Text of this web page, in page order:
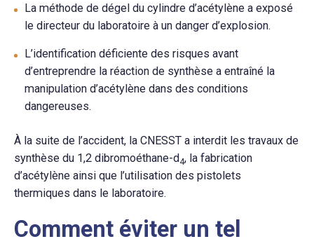
La méthode de dégel du cylindre d’acétylène a exposé
le directeur du laboratoire à un danger d’explosion.
L’identification déficiente des risques avant
d’entreprendre la réaction de synthèse a entraîné la
manipulation d’acétylène dans des conditions
dangereuses.
À la suite de l’accident, la CNESST a interdit les travaux de
synthèse du 1,2 dibromoéthane-d4, la fabrication
d’acétylène ainsi que l’utilisation des pistolets
thermiques dans le laboratoire.
Comment éviter un tel